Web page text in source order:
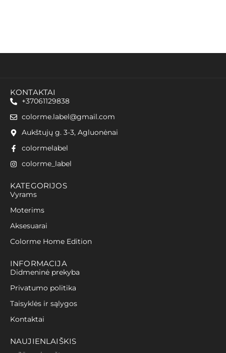
KONTAKTAI
+37061129838
colorme.label@gmail.com
Aukštujų g. 3-3, Agluonėnai
colormelabel
colorme_label
KATEGORIJOS
Vyrams
Moterims
Aksesuarai
Colorme Home Edition
INFORMACIJA
Didmeninė prekyba
Privatumo politika
Taisyklės ir sąlygos
Kontaktai
NAUJIENLAIŠKIS